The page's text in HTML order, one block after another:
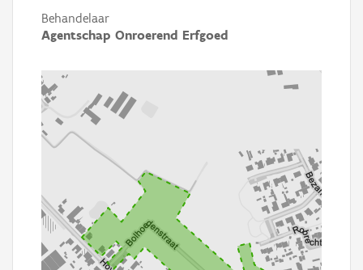
Behandelaar
Agentschap Onroerend Erfgoed